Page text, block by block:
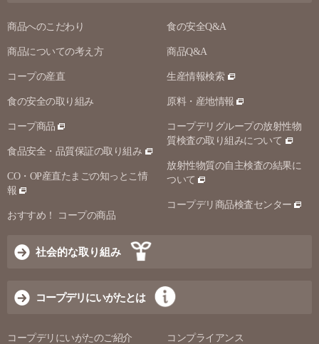
商品へのこだわり
商品についての考え方
コープの産直
食の安全の取り組み
コープ商品
食品安全・品質保証の取り組み
CO・OP産直たまごの知っとこ情
報
おすすめ！ コープの商品
食の安全Q&A
商品Q&A
生産情報検索
原料・産地情報
コープデリグループの放射性物
質検査の取り組みについて
放射性物質の自主検査の結果に
ついて
コープデリ商品検査センター
社会的な取り組み
コープデリにいがたとは
コープデリにいがたのご紹介 コンプライアンス